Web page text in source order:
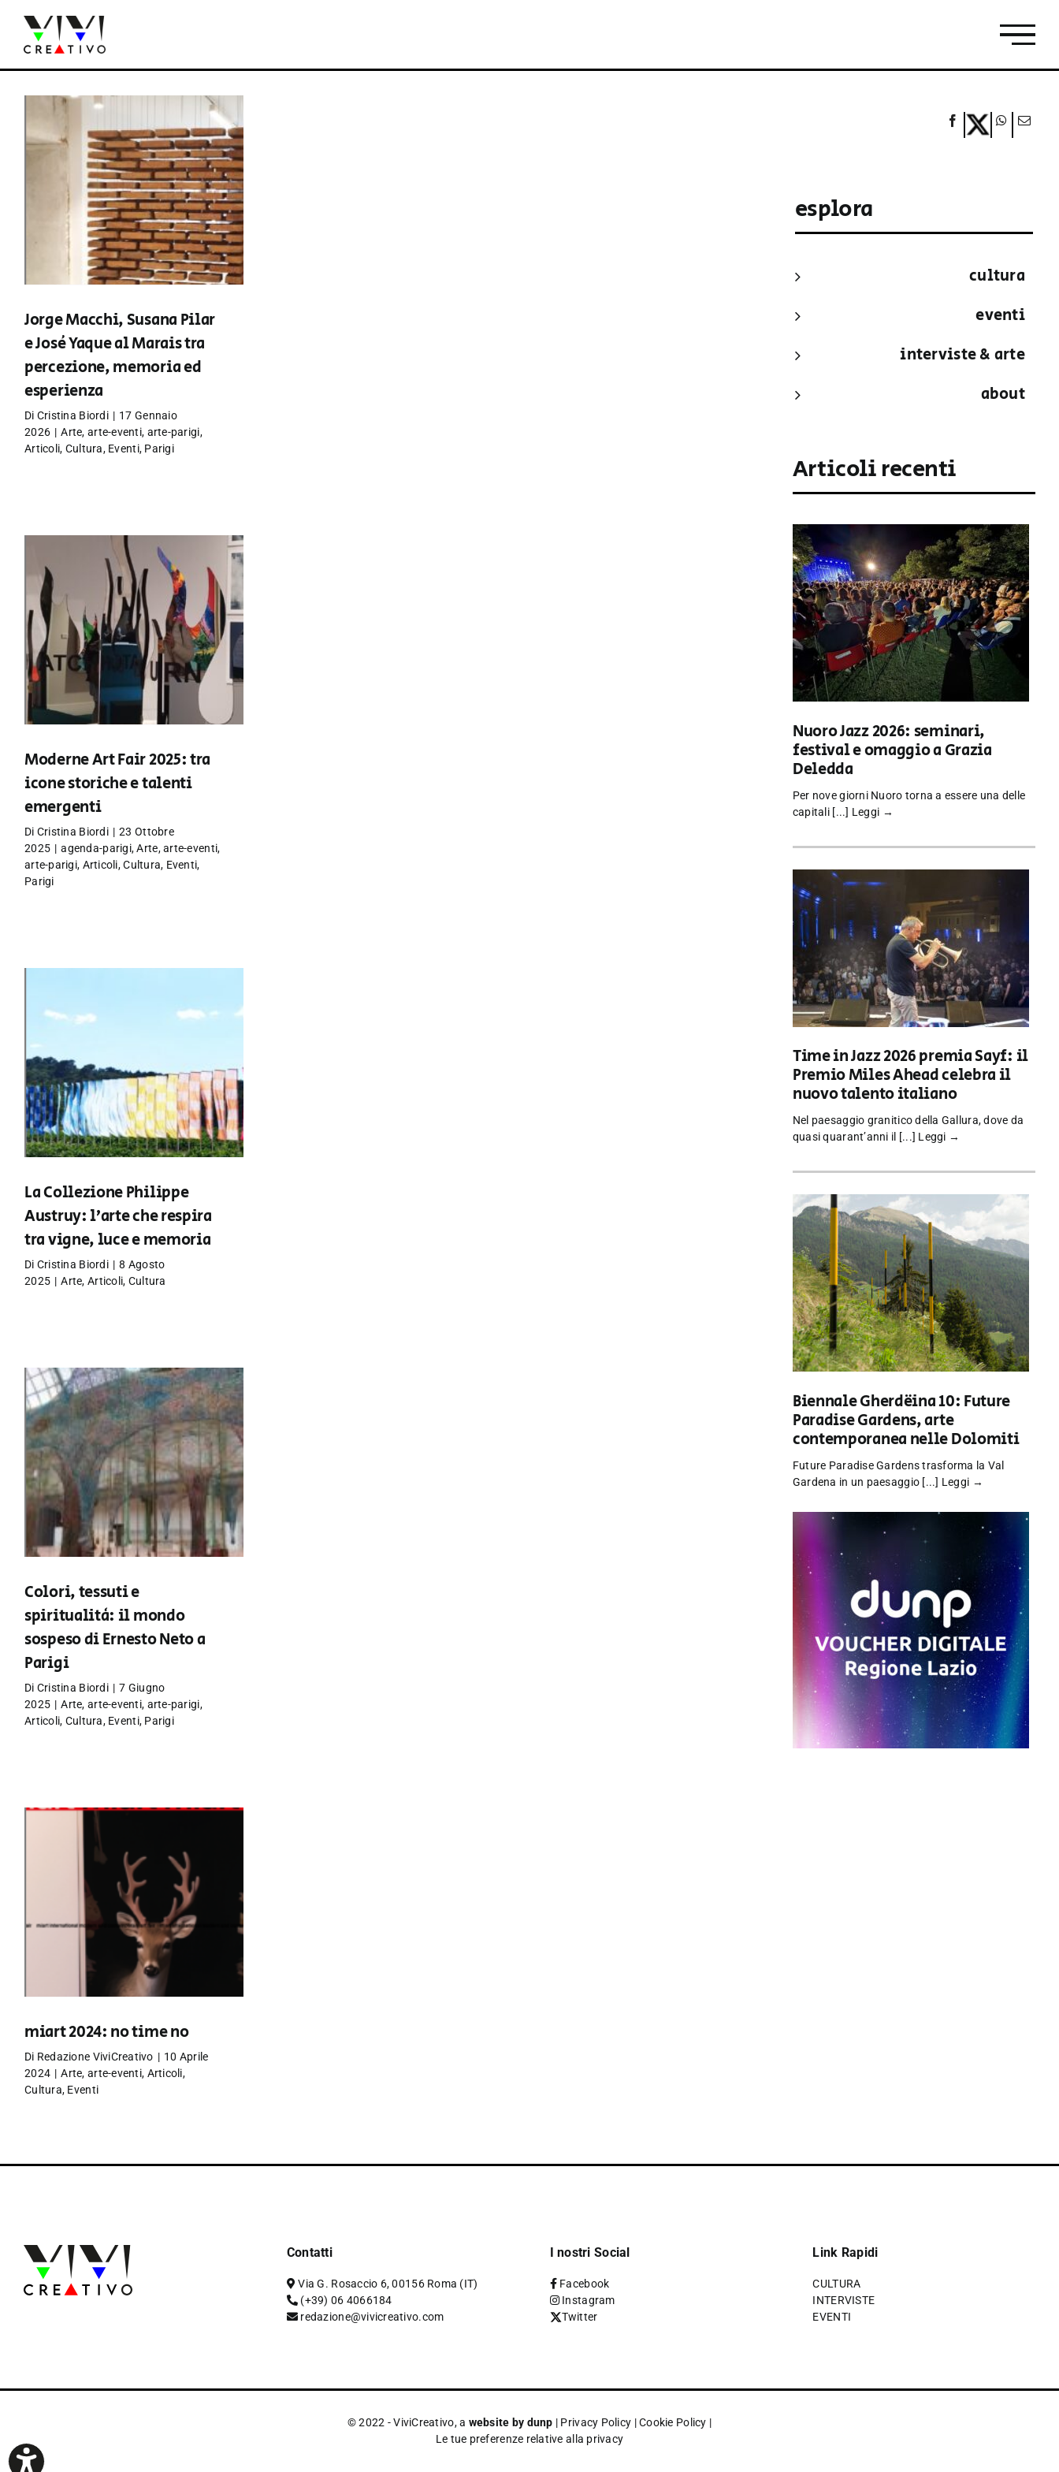
contenuto
Jorge Macchi, Susana Pilar
e José Yaque al Marais tra
percezione, memoria ed
esperienza
Di Cristina Biordi | 17 Gennaio
2026 | Arte,arte-eventi, arte-parigi,
Articoli, Cultura, Eventi, Parigi
Moderne Art Fair 2025: tra
icone storiche e talenti
emergenti
Di Cristina Biordi | 23 Ottobre
2025 | agenda-parigi,Arte,arte-eventi,
arte-parigi, Articoli,Cultura, Eventi,
Parigi
La Collezione Philippe
Austruy: l’arte che respira
tra vigne, luce e memoria
Di Cristina Biordi | 8 Agosto
2025 | Arte,Articoli, Cultura
Colori, tessuti e
spiritualità: il mondo
sospeso di Ernesto Neto a
Parigi
Di Cristina Biordi | 7 Giugno
2025 | Arte,arte-eventi, arte-parigi,
Articoli, Cultura, Eventi, Parigi
miart 2024: no time no
Di Redazione ViviCreativo | 10 Aprile
2024 | Arte,arte-eventi, Articoli,
Cultura, Eventi
esplora
cultura
eventi
interviste & arte
about
Articoli recenti
Nuoro Jazz 2026: seminari,
festival e omaggio a Grazia
Deledda
Per nove giorni Nuoro torna a essere una delle
capitali [...] Leggi →
Time in Jazz 2026 premia Sayf: il
Premio Miles Ahead celebra il
nuovo talento italiano
Nel paesaggio granitico della Gallura, dove da
quasi quarant’anni il [...] Leggi →
Biennale Gherdëina 10: Future
Paradise Gardens, arte
contemporanea nelle Dolomiti
Future Paradise Gardens trasforma la Val
Gardena in un paesaggio [...] Leggi →
Contatti
Via G. Rosaccio 6, 00156 Roma (IT)
(+39) 06 4066184
redazione@vivicreativo.com
I nostri Social
Facebook
Instagram
Twitter
Link Rapidi
CULTURA
INTERVISTE
EVENTI
© 2022 - ViviCreativo, a website by dunp | Privacy Policy |Cookie Policy |
Le tue preferenze relative alla privacy